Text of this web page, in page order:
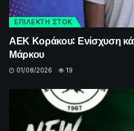
ΕΠΙΛΕΚΤΗ ΣΤΟΚ
ΑΕΚ Κοράκου: Ενίσχυση
Μάρκου
01/08/2026 19